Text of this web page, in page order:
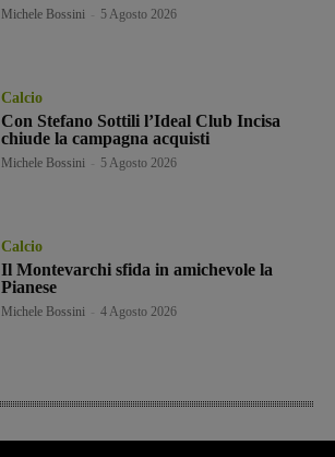
Michele Bossini 5 Agosto 2026
Calcio
Con Stefano Sottili l’Ideal Club Incisa
chiude la campagna acquisti
Michele Bossini 5 Agosto 2026
Calcio
Il Montevarchi sfida in amichevole la
Pianese
Michele Bossini 4 Agosto 2026